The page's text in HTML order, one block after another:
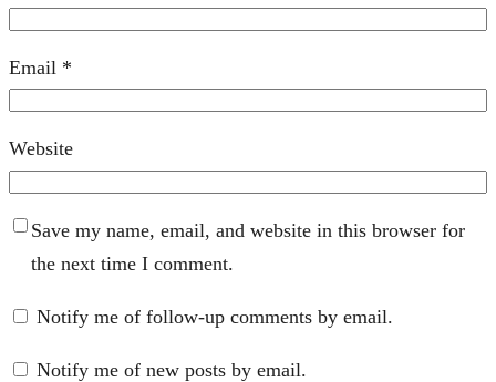
Email *
Website
Save my name, email, and website in this browser for
the next time I comment.
Notify me of follow-up comments by email.
Notify me of new posts by email.